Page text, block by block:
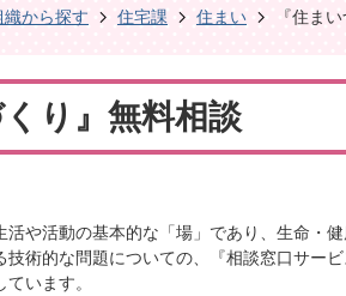
織から探す 住宅課 住まい 『住ま
くり』無料相談
活や活動の基本的な「場」であり、生命・
技術的な問題についての、『相談窓口サー
います。